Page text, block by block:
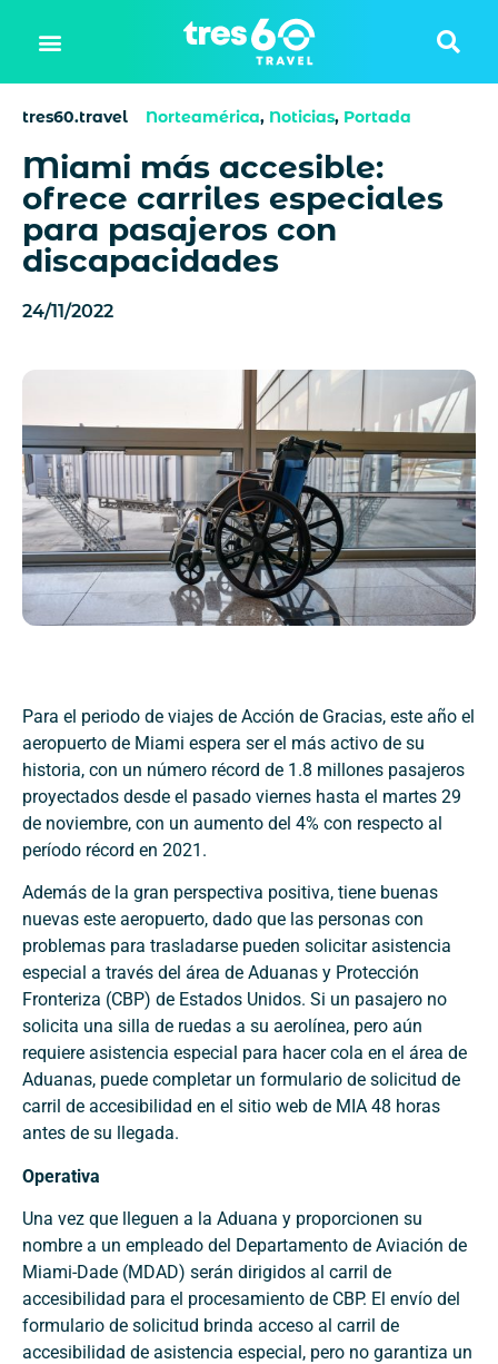
tres60.travel Norteamérica, Noticias, Portada
Miami más accesible:
ofrece carriles especiales
para pasajeros con
discapacidades
24/11/2022
Para el periodo de viajes de Acción de Gracias, este año el
aeropuerto de Miami espera ser el más activo de su
historia, con un número récord de 1.8 millones pasajeros
proyectados desde el pasado viernes hasta el martes 29
de noviembre, con un aumento del 4% con respecto al
período récord en 2021.
Además de la gran perspectiva positiva, tiene buenas
nuevas este aeropuerto, dado que las personas con
problemas para trasladarse pueden solicitar asistencia
especial a través del área de Aduanas y Protección
Fronteriza (CBP) de Estados Unidos. Si un pasajero no
solicita una silla de ruedas a su aerolínea, pero aún
requiere asistencia especial para hacer cola en el área de
Aduanas, puede completar un formulario de solicitud de
carril de accesibilidad en el sitio web de MIA 48 horas
antes de su llegada.
Operativa
Una vez que lleguen a la Aduana y proporcionen su
nombre a un empleado del Departamento de Aviación de
Miami-Dade (MDAD) serán dirigidos al carril de
accesibilidad para el procesamiento de CBP. El envío del
formulario de solicitud brinda acceso al carril de
accesibilidad de asistencia especial, pero no garantiza un